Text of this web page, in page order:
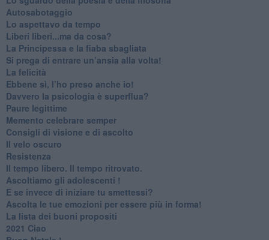
Autosabotaggio
​Lo aspettavo da tempo
​Liberi liberi...ma da cosa?
​La Principessa e la fiaba sbagliata
Si prega di entrare un’ansia alla volta!
​La felicità
​Ebbene sì, l’ho preso anche io!
​Davvero la psicologia è superflua?
Paure legittime
​Memento celebrare semper
​Consigli di visione e di ascolto
​Il velo oscuro
Resistenza
​Il tempo libero. Il tempo ritrovato.
Ascoltiamo gli adolescenti !
​E se invece di iniziare tu smettessi?
​Ascolta le tue emozioni per essere più in forma!
​La lista dei buoni propositi
2021 Ciao